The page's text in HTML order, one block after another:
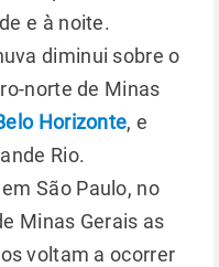
e à noite.
diminui sobre o
norte de Minas
Horizonte, e
Rio.
São Paulo, no
Minas Gerais as
voltam a ocorrer